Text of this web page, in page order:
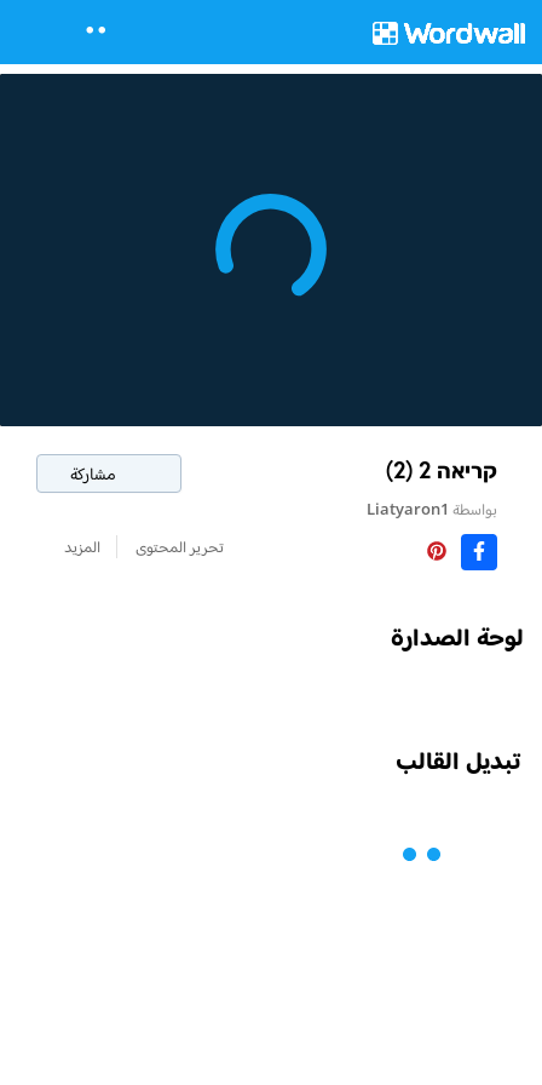
קריאה 2 (2) مشاركة
بواسطةLiatyaron1
تحرير المحتوى
المزيد
لوحة الصدارة
تبديل القالب